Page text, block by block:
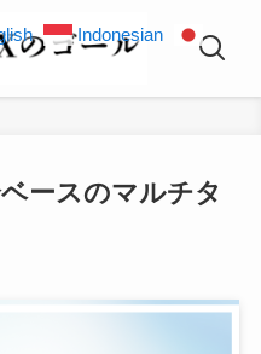
ースのマルチタ
Indonesian